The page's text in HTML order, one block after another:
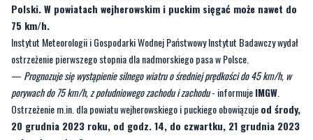
ostrzeżenie pierwszego stopnia dla nadmorskiego pasa w Polsce.
— Prognozuje się wystąpienie silnego wiatru o średniej prędkości do 45 km/h, w
porywach do 75 km/h, z południowego zachodu i zachodu- informujeIMGW.
Ostrzeżenie m.in. dla powiatu wejherowskiego i puckiego obowiązuje
20 grudnia 2023 roku, od godz. 14, do czwartku, 21 grudnia 2023
roku, do godz. 2.
CZYTAJ TEŻ:
Erupcja wulkanu na Islandii.
Ewakuowano mieszkańców pobliskiego